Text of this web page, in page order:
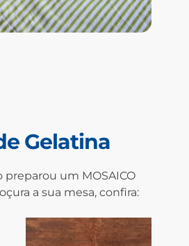
Gelatina
um MOSAICO
a sua mesa, confira: